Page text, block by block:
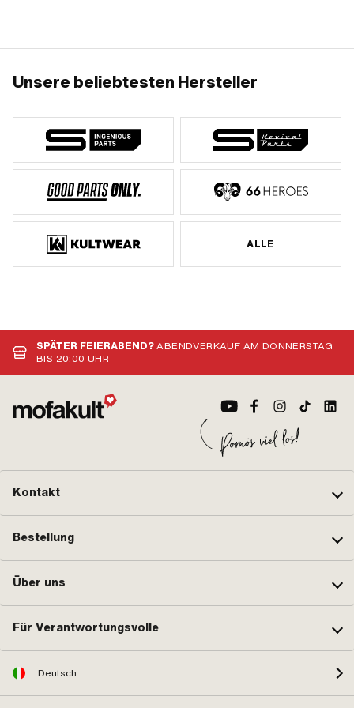
Unsere beliebtesten Hersteller
ALLE
SPÄTER FEIERABEND?ABENDVERKAUF AM DONNERSTAG
BIS 20:00 UHR
Kontakt
Bestellung
Über uns
Für Verantwortungsvolle
Deutsch